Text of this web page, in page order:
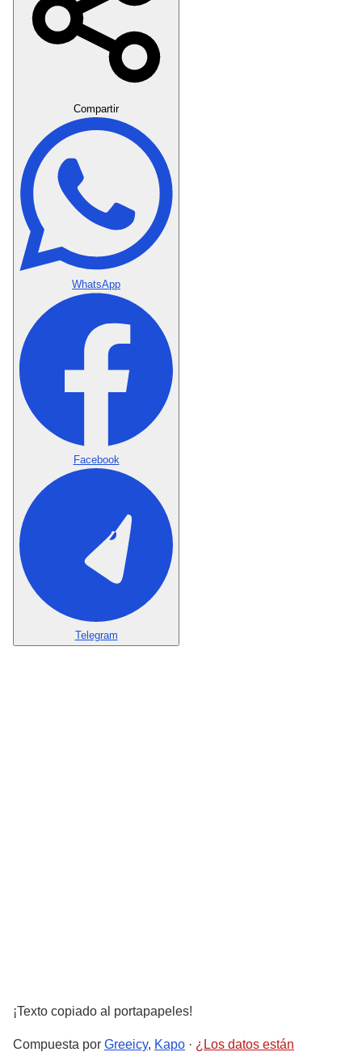
Compartir
WhatsApp
Facebook
Telegram
¡Texto copiado al portapapeles!
Compuesta por Greeicy, Kapo · ¿Los datos están